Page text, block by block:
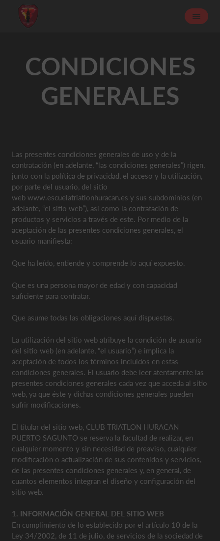
CONDICIONES
GENERALES
Las presentes condiciones generales de uso y de la
contratación (en adelante, “las condiciones generales”) rigen,
junto con la política de privacidad, el acceso y la utilización,
por parte del usuario, del sitio
web www.escuelatriatlonhuracan.es y sus subdominios (en
adelante, “el sitio web”), así como la contratación de
productos y servicios a través de este. Por medio de la
aceptación de las presentes condiciones generales, el
usuario manifiesta:
Que ha leído, entiende y comprende lo aquí expuesto.
Que es una persona mayor de edad y con capacidad
suficiente para contratar.
Que asume todas las obligaciones aquí dispuestas.
La utilización del sitio web atribuye la condición de usuario
del sitio web (en adelante, “el usuario”) e implica la
aceptación de todos los términos incluidos en estas
condiciones generales. El usuario debe leer atentamente las
presentes condiciones generales cada vez que acceda al sitio
web, ya que éste y dichas condiciones generales pueden
sufrir modificaciones.
El titular del sitio web, CLUB TRIATLON HURACAN
PUERTO SAGUNTO se reserva la facultad de realizar, en
cualquier momento y sin necesidad de preaviso, cualquier
modificación o actualización de sus contenidos y servicios,
de las presentes condiciones generales y, en general, de
cuantos elementos integran el diseño y configuración del
sitio web.
1. INFORMACIÓN GENERAL DEL SITIO WEB
En cumplimiento de lo establecido por el artículo 10 de la
Ley 34/2002, de 11 de julio, de servicios de la sociedad de